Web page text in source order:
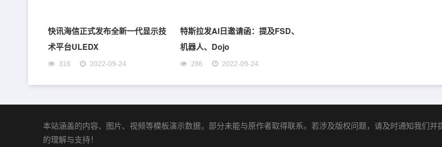
快讯海信正式发布全新一代显示技
术平台ULEDX
316 2022-09-24
特斯拉发AI日邀请函：提及FSD、
机器人、Dojo
286 2022-09-24
本站涵盖的内容、图片、视频等模板演示数据，部分未能与原作者取得联系。若涉及版权问题，请及时通知我们
的理解与支持！